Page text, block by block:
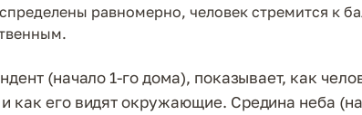
равномерно, человек стремится к
(начало 1-го дома), показывает, как
как его видят окружающие. Средина неба